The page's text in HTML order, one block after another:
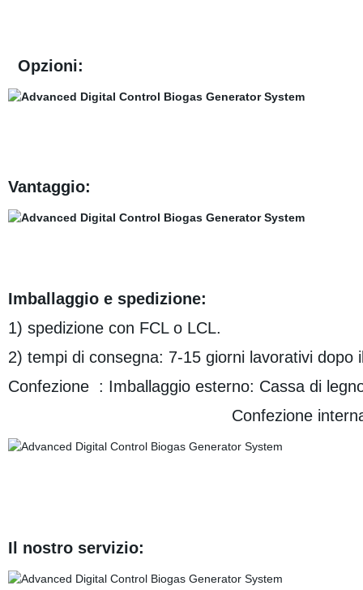
Opzioni:
Vantaggio:
Imballaggio e spedizione:
1) spedizione con FCL o LCL.
2) tempi di consegna: 7-15 giorni lavorativi dopo
Confezione : Imballaggio esterno: Cassa di
Confezione interna: Pellicola
Il nostro servizio: